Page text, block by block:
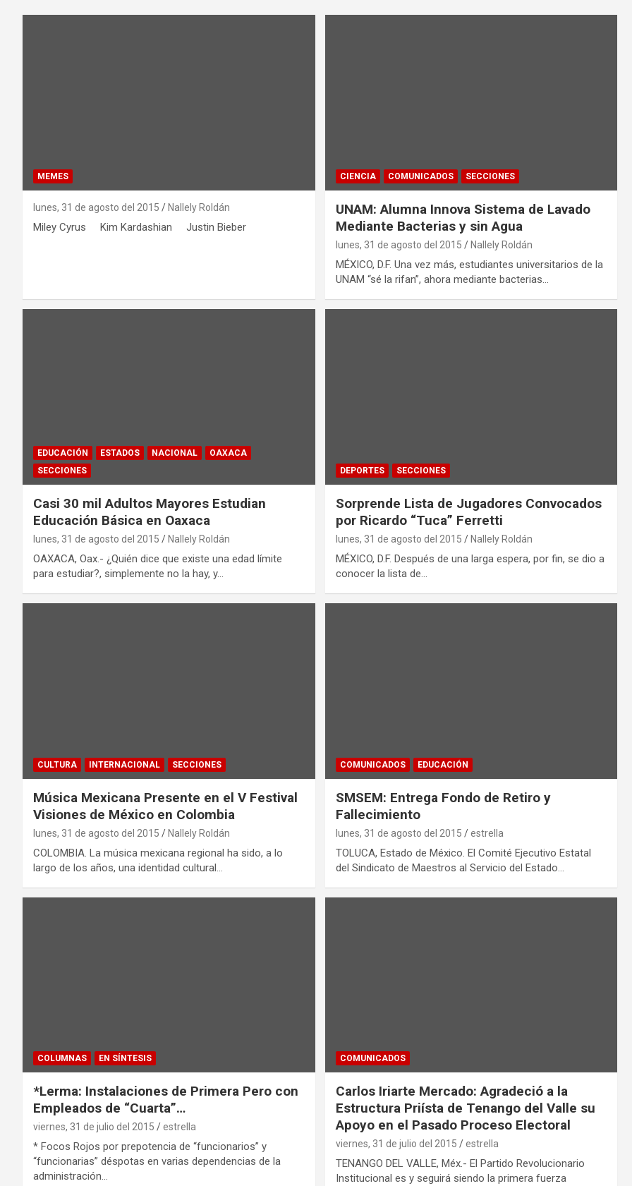
MEMES
lunes, 31 de agosto del 2015 Nallely Roldán
Miley Cyrus Kim Kardashian Justin Bieber
CIENCIA COMUNICADOS SECCIONES
UNAM: Alumna Innova Sistema de Lavado
Mediante Bacterias y sin Agua
lunes, 31 de agosto del 2015 Nallely Roldán
MÉXICO, D.F. Una vez más, estudiantes universitarios de la
UNAM “sé la rifan”, ahora mediante bacterias…
EDUCACIÓN ESTADOS NACIONAL
OAXACA
SECCIONES
Casi 30 mil Adultos Mayores Estudian
Educación Básica en Oaxaca
lunes, 31 de agosto del 2015 Nallely Roldán
OAXACA, Oax.- ¿Quién dice que existe una edad límite
para estudiar?, simplemente no la hay, y…
DEPORTES SECCIONES
Sorprende Lista de Jugadores Convocados
por Ricardo “Tuca” Ferretti
lunes, 31 de agosto del 2015 Nallely Roldán
MÉXICO, D.F. Después de una larga espera, por fin, se dio a
conocer la lista de…
CULTURA INTERNACIONAL SECCIONES
Música Mexicana Presente en el V Festival
Visiones de México en Colombia
lunes, 31 de agosto del 2015 Nallely Roldán
COLOMBIA. La música mexicana regional ha sido, a lo
largo de los años, una identidad cultural…
COMUNICADOS EDUCACIÓN
SMSEM: Entrega Fondo de Retiro y
Fallecimiento
lunes, 31 de agosto del 2015 estrella
TOLUCA, Estado de México. El Comité Ejecutivo Estatal
del Sindicato de Maestros al Servicio del Estado…
COLUMNAS EN SÍNTESIS
*Lerma: Instalaciones de Primera Pero con
Empleados de “Cuarta”…
viernes, 31 de julio del 2015 estrella
* Focos Rojos por prepotencia de “funcionarios” y
“funcionarias” déspotas en varias dependencias de la
administración…
COMUNICADOS
Carlos Iriarte Mercado: Agradeció a la
Estructura Priísta de Tenango del Valle su
Apoyo en el Pasado Proceso Electoral
viernes, 31 de julio del 2015 estrella
TENANGO DEL VALLE, Méx.- El Partido Revolucionario
Institucional es y seguirá siendo la primera fuerza